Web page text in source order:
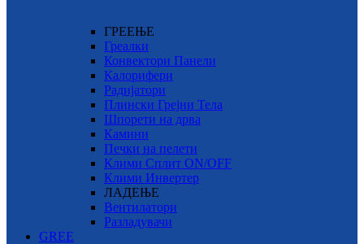
ГРЕЕЊЕ
Греалки
Конвектори Панели
Калорифери
Радијатори
Плински Грејни Тела
Шпорети на дрва
Камини
Печки на пелети
Клими Сплит ON/OFF
Клими Инвертер
ЛАДЕЊЕ
Вентилатори
Разладувачи
GREE